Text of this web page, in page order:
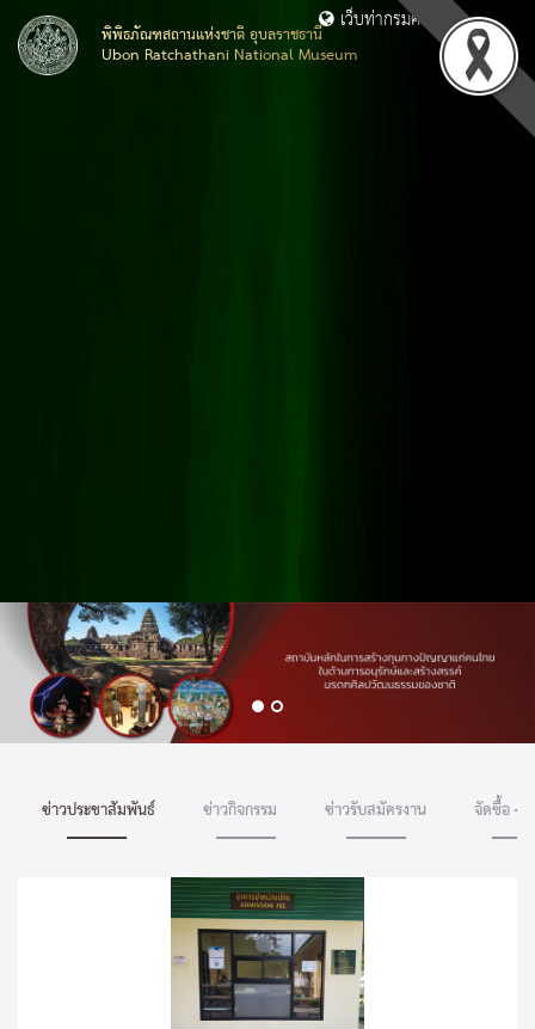
พิพิธภัณฑสถานแห่งชาติ อุบลราชธานี
Ubon Ratchathani National Museum
เว็บท่ากรมศิลปากร
ข่าวประชาสัมพันธ์ ข่าวกิจกรรม ข่าวรับสมัครงาน จัดซื้อ -